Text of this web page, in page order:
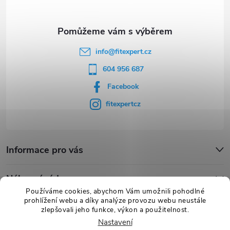
Používáme cookies, abychom Vám umožnili pohodlné
prohlížení webu a díky analýze provozu webu neustále
zlepšovali jeho funkce, výkon a použitelnost.
Nastavení
info@fitexpert.cz
604 956 687
Facebook
fitexpertcz
Informace pro vás
Nákupní rádce
Novinky